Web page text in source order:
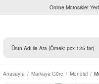
Online Motosiklet
Anasayfa Markaya Göre Mondial